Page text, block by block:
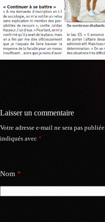
Laisser un commentaire
Votre adresse e-mail ne sera pas publiée.
indiqués avec *
Nom *